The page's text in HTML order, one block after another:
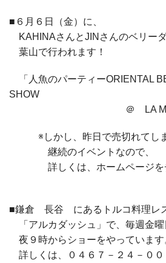
■６月６日（金）に、
KAHINAさんとJINさんのベリーダ
葉山で行われます！
「人魚のパーティーORIENTAL
SHOW
＠ LA MAREE
※しかし、昨日で売切れてしま
継続のイベントなので、
詳しくは、ホームページをチ
■鎌倉 長谷 にあるトルコ料理レ
「アルカダッシュ」で、毎週金
夜９時からショーをやっています
詳しくは、０４６７－２４－００